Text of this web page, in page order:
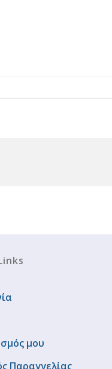
μου
Παραγγελίας